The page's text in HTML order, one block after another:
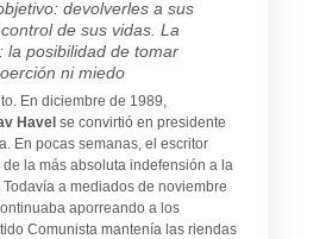
devolverles a sus
de sus vidas. La
la posibilidad de tomar
ni miedo
En diciembre de 1989,
Havel se convirtió en presidente
En pocas semanas, el escritor
la más absoluta indefensión a la
a mediados de noviembre
aporreando a los
Comunista mantenía las riendas